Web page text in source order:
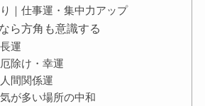
｜仕事運・集中力アップ
ら方角も意識する
運
除け・幸運
間関係運
が多い場所の中和